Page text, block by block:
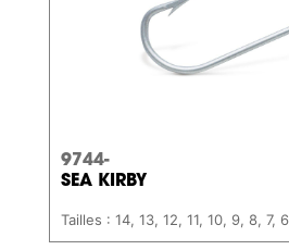
9744-
SEA KIRBY
Tailles : 14, 13, 12, 11, 10, 9, 8, 7, 6